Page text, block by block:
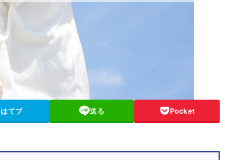
はてブ 送る Pocket